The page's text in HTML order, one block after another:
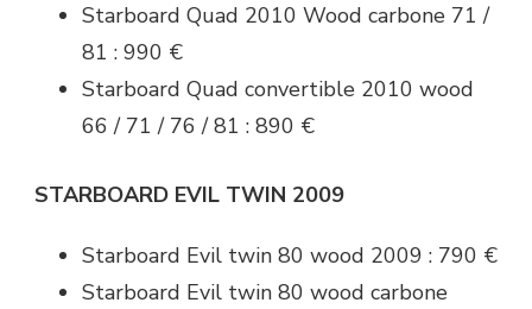
Starboard Quad 2010 Wood carbone 71 /
81 : 990 €
Starboard Quad convertible 2010 wood
66 / 71 / 76 / 81 : 890 €
STARBOARD EVIL TWIN 2009
Starboard Evil twin 80 wood 2009 : 790 €
Starboard Evil twin 80 wood carbone